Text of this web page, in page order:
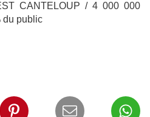
CANTELOUP / 4 000 000
du public